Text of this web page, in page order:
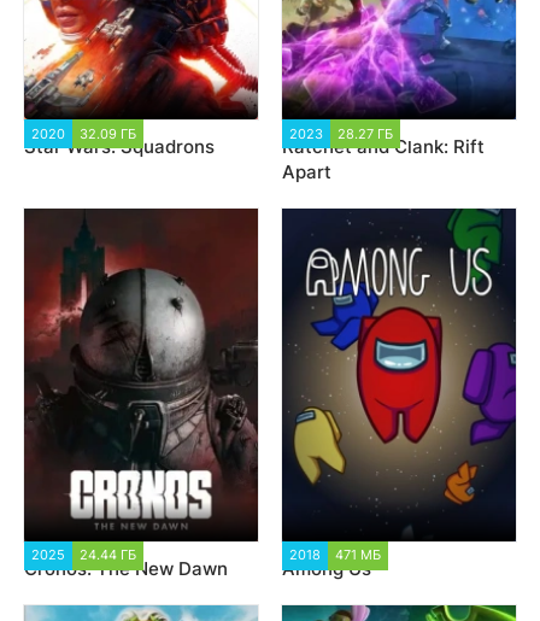
2020 32.09 ГБ
Star Wars: Squadrons
2023 28.27 ГБ
Ratchet and Clank: Rift
Apart
2025 24.44 ГБ
Cronos: The New Dawn
2018 471 МБ
Among Us